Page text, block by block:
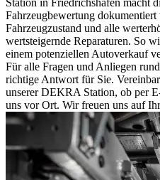
Fahrzeugbewertung dokumentiert
Fahrzeugzustand und alle
wertsteigernde Reparaturen. So
einem potenziellen Autoverkauf
Für alle Fragen und Anliegen
richtige Antwort für Sie.
unserer DEKRA Station, ob per
uns vor Ort. Wir freuen uns auf